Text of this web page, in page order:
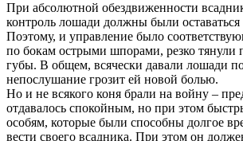
При абсолютной обездвиженности
контроль лошади должны были
Поэтому, и управление было
по бокам острыми шпорами, резко тянули
губы. В общем, всячески давали лошади
непослушание грозит ей новой болью.
Но и не всякого коня брали на войну –
отдавалось спокойным, но при этом
особям, которые были способны долгое
вести своего всадника. При этом он